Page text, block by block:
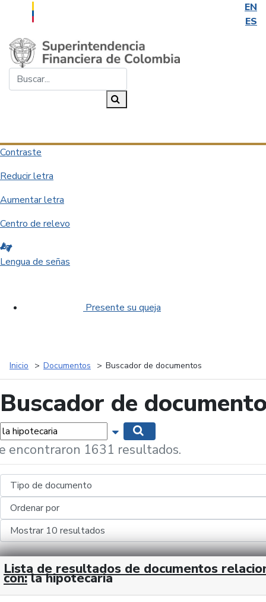
EN
ES
Saltar al contenido principal
Contraste
Reducir letra
Aumentar letra
Centro de relevo
Lengua de señas
Presente su queja
Inicio Documentos Buscador de documentos
Buscador de
Mostrar opciones de búsqueda
encontraron 1631 resultados.
Lista de resultados de documentos
con: la hipotecaria